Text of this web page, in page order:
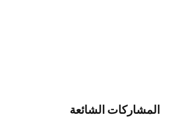
المشاركات الشائعة